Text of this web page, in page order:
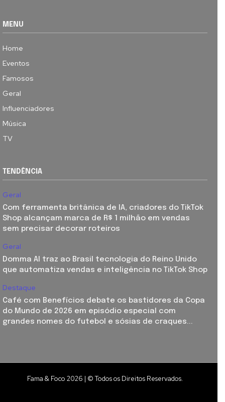
MENU
Home
Eventos
Famosos
Geral
Influenciadores
Música
TV
TENDÊNCIA
Geral
Com ferramenta britânica de IA, criadores do TikTok
Shop alcançam marca de R$ 1 milhão em vendas
sem precisar decorar roteiros
Geral
Domma AI traz ao Brasil tecnologia do Reino Unido
que automatiza vendas e inteligência no TikTok Shop
Destaque
Café com Benefícios debate os bastidores da Copa
do Mundo de 2026 em episódio especial com
grandes nomes do futebol e sósias de craques...
Fama & Foco 2026 | © Todos os Direitos Reservados.